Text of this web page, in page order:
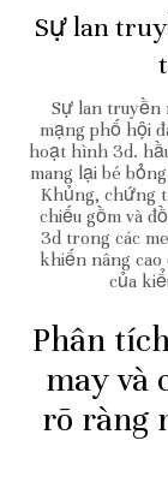
Sự lan
Sự lan truyền
mạng phố hội
hoạt hình 3d.
mang lại bé
Khủng, chứng
chiếu gồm và
3d trong các
khiến nâng
của
Phân
may và
rõ ràng